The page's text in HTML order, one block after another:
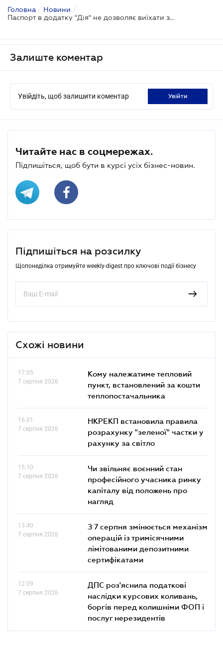
Головна / Новини /
Паспорт в додатку "Дія" не дозволяє виїхати за кордон
Залиште коментар
Увійдіть, щоб залишити коментар увійти
Читайте нас в соцмережах.
Підпишіться, щоб бути в курсі усіх бізнес-новин.
Підпишіться на розсилку
Щопонеділка отримуйте weekly-digest про ключові події бізнесу
Схожі новини
17.05
7 серпня 2026
Кому належатиме тепловий
пункт, встановлений за кошти
теплопостачальника
16.01
7 серпня 2026
НКРЕКП встановила правила
розрахунку "зеленої" частки у
рахунку за світло
15.10
7 серпня 2026
Чи звільняє воєнний стан
професійного учасника ринку
капіталу від положень про
нагляд
13.40
7 серпня 2026
З 7 серпня змінюється механізм
операцій із тримісячними
лімітованими депозитними
сертифікатами
12.09
7 серпня 2026
ДПС роз'яснила податкові
наслідки курсових коливань,
боргів перед колишніми ФОП і
послуг нерезидентів